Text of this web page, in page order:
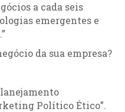
a cada seis
emergentes e
da sua empresa?
Político Ético”.